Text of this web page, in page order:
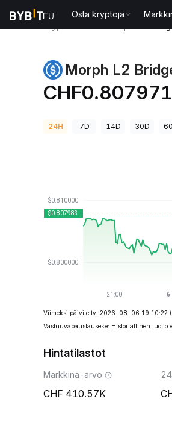
Osta kryptoja
Morph L2
CHF0.807971
24H 7D 14D 30D
Viimeksi päivitetty: 2026-08-06 19:10:22
Vastuuvapauslauseke: Historiallinen tuotto
Hintatilastot
Markkina-arvo
410.57K